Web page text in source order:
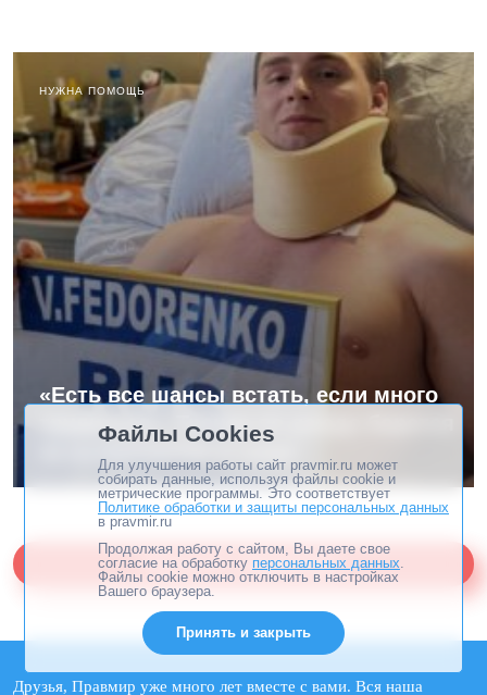
НУЖНА ПОМОЩЬ
«Есть все шансы встать, если много
трудиться». Тренер по дзюдо борется
Помогите «Правмиру»
Друзья, Правмир уже много лет вместе с вами. Вся наша
Файлы Cookies
Для улучшения работы сайт pravmir.ru может
собирать данные, используя файлы cookie и
метрические программы. Это соответствует
Политике обработки и защиты персональных данных
в pravmir.ru
Продолжая работу с сайтом, Вы даете свое
согласие на обработку персональных данных.
Файлы cookie можно отключить в настройках
Вашего браузера.
Принять и закрыть